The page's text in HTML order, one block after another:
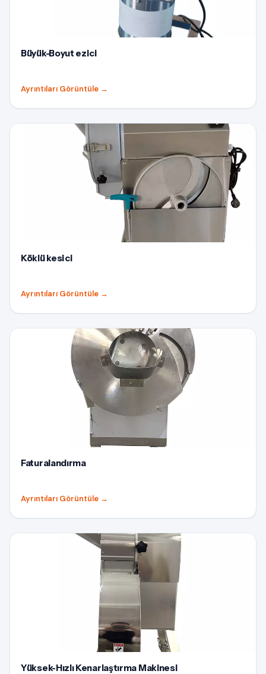
Büyük-Boyut ezici
Ayrıntıları Görüntüle →
Köklü kesici
Ayrıntıları Görüntüle →
Faturalandırma
Ayrıntıları Görüntüle →
Yüksek-Hızlı Kenarlaştırma Makinesi